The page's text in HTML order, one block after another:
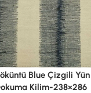
Gri Çizgili Yün El